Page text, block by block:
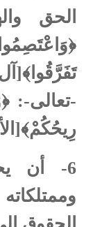
الحق
-تعالى-:
6-
أن